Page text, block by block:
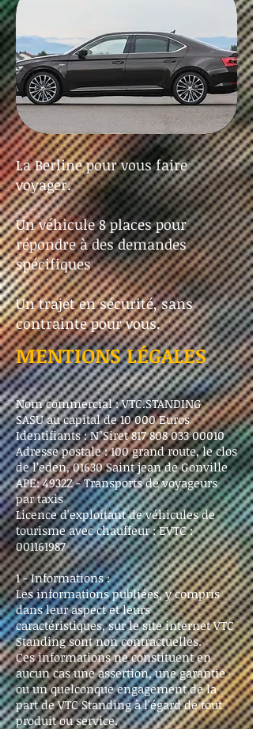
La Berline pour vous faire
voyager.
Un véhicule 8 places pour
répondre à des demandes
spécifiques
Un trajet en sécurité, sans
contrainte pour vous.
MENTIONS LÉGALES
Nom commercial : VTC.STANDING
SASU au capital de 10 000 Euros
Identifiants : N°Siret817 808 033 00010
Adresse postale : 100 grand route, le clos
de l’eden, 01630 Saint jean de Gonville
APE: 4932Z - Transports de voyageurs
par taxis
Licence d'exploitant de véhicules de
tourisme avec chauffeur : EVTC :
001161987
1 - Informations :
Les informations publiées, y compris
dans leur aspect et leurs
caractéristiques, sur le site internet VTC
Standing sont non contractuelles.
Ces informations ne constituent en
aucun cas une assertion, une garantie
ou un quelconque engagement de la
part de VTC Standing à l'égard de tout
produit ou service.